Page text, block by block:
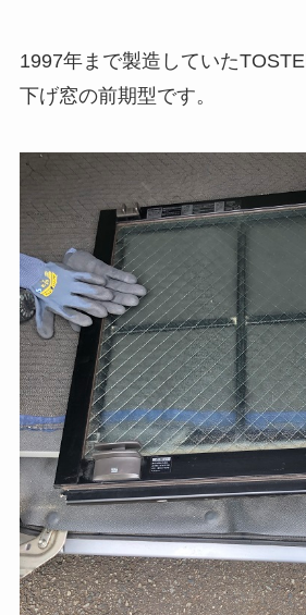
1997年まで製造していた
下げ窓の前期型です。